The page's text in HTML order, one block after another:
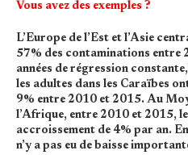
Vous avez des exemples ?
L’Europe de l’Est et l’Asie
57% des contaminations entre
années de régression
les adultes dans les Caraïbes
9% entre 2010 et 2015. Au
l’Afrique, entre 2010 et 2015,
accroissement de 4% par an.
n’y a pas eu de baisse